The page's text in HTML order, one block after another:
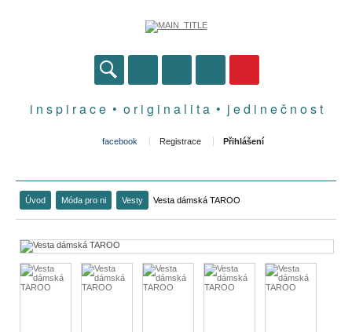
i n s p i r a c e • o r i g i n a l i t a • j e d i n e č n o s t
facebook Registrace Přihlášení
Úvod Móda pro ni Vesty Vesta dámská TAROO